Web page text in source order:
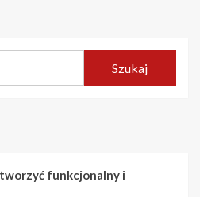
Szukaj
funkcjonalny i